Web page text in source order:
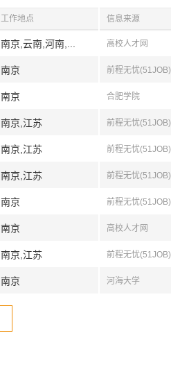
工作地点 信息来源
南京,云南,河南,... 高校人才网
南京 前程无忧(51JOB)
南京 合肥学院
南京,江苏 前程无忧(51JOB)
南京,江苏 前程无忧(51JOB)
南京,江苏 前程无忧(51JOB)
南京 前程无忧(51JOB)
南京 高校人才网
南京,江苏 前程无忧(51JOB)
南京 河海大学